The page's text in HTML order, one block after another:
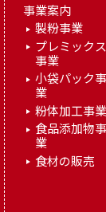
事業案内
製粉事業
プレミックス
事業
小袋パック事
業
粉体加工事業
食品添加物事
業
食材の販売